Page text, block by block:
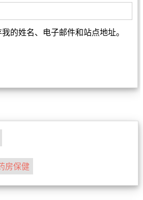
的姓名、电子邮件和站点地址。
房保健